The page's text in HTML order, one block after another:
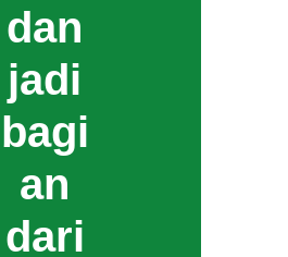
dan
jadi
bagi
an
dari